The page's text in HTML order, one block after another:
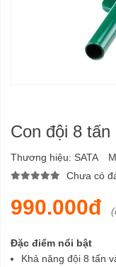
Con đội 8 tấn
Thương hiệu: SATA
Chưa có
990.000đ
Đặc điểm nổi bật
Khả năng đội 8 tấn